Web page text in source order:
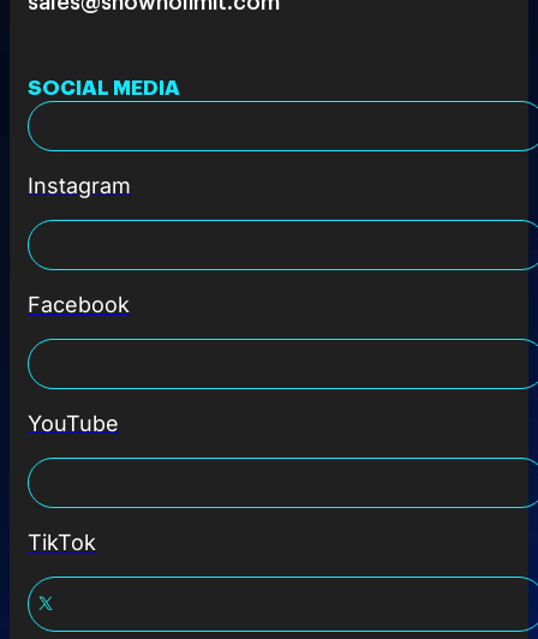
SOCIAL MEDIA
Instagram
Facebook
YouTube
TikTok